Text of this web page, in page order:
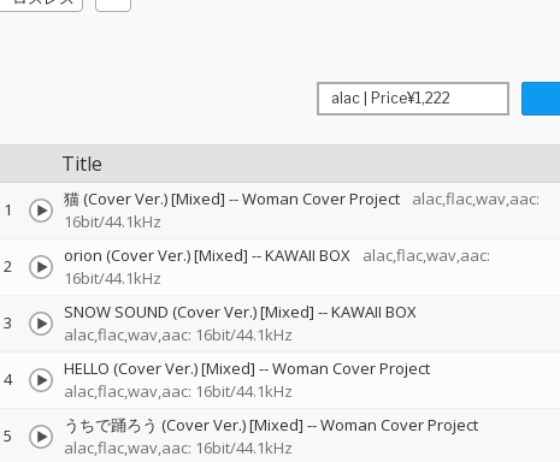
Title
1 猫 (Cover Ver.) [Mixed] --Woman Cover Project
alac,flac,wav,aac:
16bit/44.1kHz
2 orion (Cover Ver.) [Mixed] --KAWAII BOX
alac,flac,wav,aac:
16bit/44.1kHz
3 SNOW SOUND (Cover Ver.) [Mixed] --KAWAII BOX
alac,flac,wav,aac: 16bit/44.1kHz
4 HELLO (Cover Ver.) [Mixed] --Woman Cover Project
alac,flac,wav,aac: 16bit/44.1kHz
5 うちで踊ろう (Cover Ver.) [Mixed] --Woman Cover Project
alac,flac,wav,aac: 16bit/44.1kHz